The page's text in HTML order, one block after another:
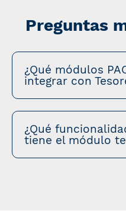
Preguntas
¿Qué módulos
integrar con
¿Qué
tiene el módulo